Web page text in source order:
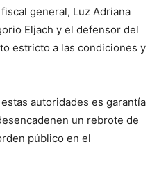
general, Luz Adriana
Eljach y el defensor del
estricto a las condiciones y
autoridades es garantía
un rebrote de
público en el